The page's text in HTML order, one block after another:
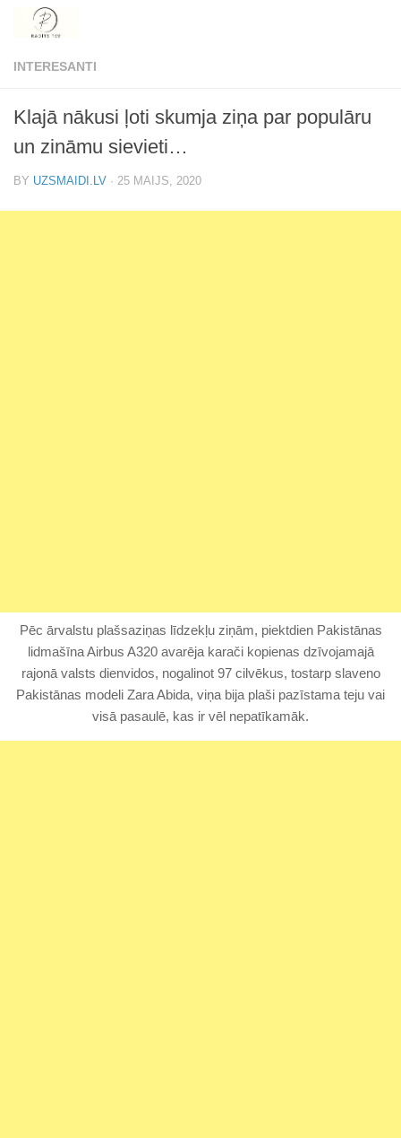
Skip to content
INTERESANTI
Klajā nākusi ļoti skumja ziņa par populāru
un zināmu sievieti…
BY UZSMAIDI.LV · 25 MAIJS, 2020
Pēc ārvalstu plašsaziņas līdzekļu ziņām, piektdien Pakistānas
lidmašīna Airbus A320 avarēja karači kopienas dzīvojamajā
rajonā valsts dienvidos, nogalinot 97 cilvēkus, tostarp slaveno
Pakistānas modeli Zara Abida, viņa bija plaši pazīstama teju vai
visā pasaulē, kas ir vēl nepatīkamāk.